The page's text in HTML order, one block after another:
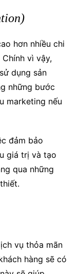
hơn nhiều chi
vì vậy,
dụng sản
những bước
marketing nếu
đảm bảo
giá trị và tạo
qua những
vụ thỏa mãn
hàng sẽ có